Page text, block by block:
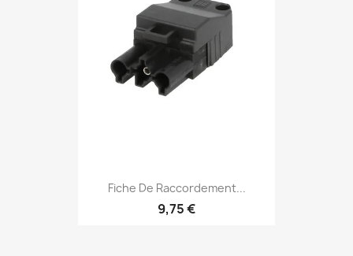
Fiche De Raccordement...
9,75 €